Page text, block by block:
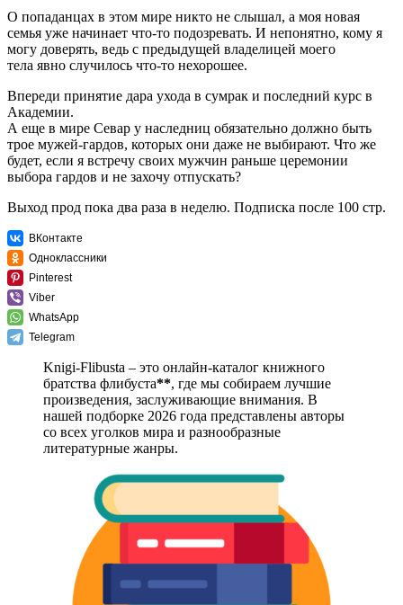
О попаданцах в этом мире никто не слышал, а моя новая
семья уже начинает что-то подозревать. И непонятно, кому я
могу доверять, ведь с предыдущей владелицей моего
тела явно случилось что-то нехорошее.
Впереди принятие дара ухода в сумрак и последний курс в
Академии.
А еще в мире Севар у наследниц обязательно должно быть
трое мужей-гардов, которых они даже не выбирают. Что же
будет, если я встречу своих мужчин раньше церемонии
выбора гардов и не захочу отпускать?
Выход прод пока два раза в неделю. Подписка после 100 стр.
ВКонтакте
Одноклассники
Pinterest
Viber
WhatsApp
Telegram
Knigi-Flibusta – это онлайн-каталог книжного
братства флибуста**, где мы собираем лучшие
произведения, заслуживающие внимания. В
нашей подборке 2026 года представлены авторы
со всех уголков мира и разнообразные
литературные жанры.